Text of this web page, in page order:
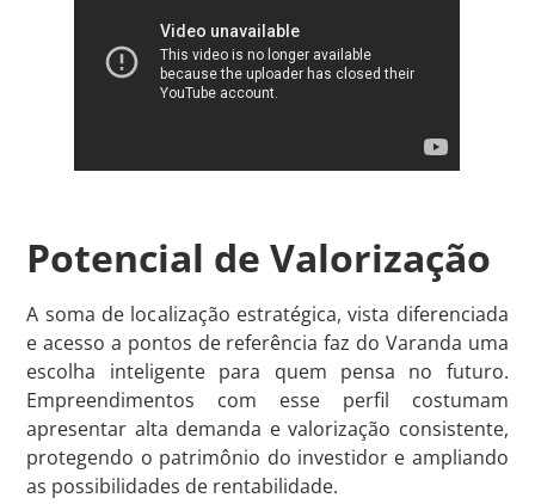
Potencial de Valorização
A soma de localização estratégica, vista diferenciada
e acesso a pontos de referência faz do Varanda uma
escolha inteligente para quem pensa no futuro.
Empreendimentos com esse perfil costumam
apresentar alta demanda e valorização consistente,
protegendo o patrimônio do investidor e ampliando
as possibilidades de rentabilidade.